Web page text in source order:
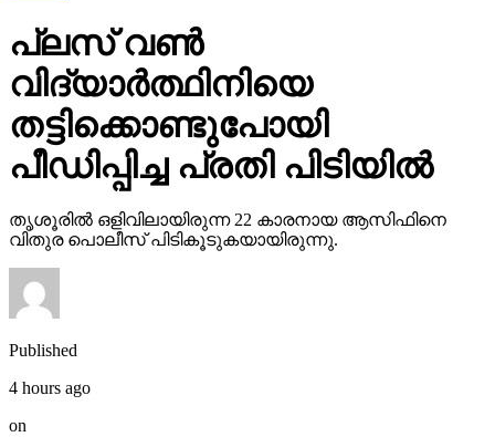
പ്ലസ് വണ്‍
വിദ്യാര്‍ത്ഥിനിയെ
തട്ടിക്കൊണ്ടുപോയി
പീഡിപ്പിച്ച പ്രതി പിടിയില്‍
തൃശൂരില്‍ ഒളിവിലായിരുന്ന 22 കാരനായ ആസിഫിനെ
വിതുര പൊലീസ് പിടികൂടുകയായിരുന്നു.
Published
4 hours ago
on